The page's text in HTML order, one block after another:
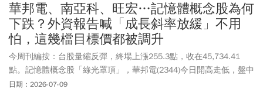
華邦電、南亞科、旺宏…記憶體概念股為何
下跌？外資報告喊「成長斜率放緩」不用
怕，這幾檔目標價都被調升
今周刊編按：台股量縮反彈，終場上漲255.3點，收在45,734.41
點。記憶體概念股「綠光罩頂」，華邦電(2344)今日開高走低，盤中
最低觸及165元，終場下跌5.5元收在168.5元；南亞科(2408)一度翻
日期：2026-07-09